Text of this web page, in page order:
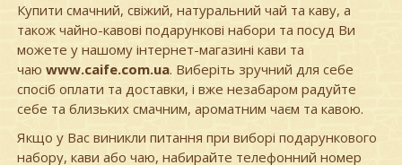
Купити смачний, свіжий, натуральний чай та каву, а
також чайно-кавові подарункові набори та посуд Ви
можете у нашому інтернет-магазині кави та
чаю www.caife.com.ua. Виберіть зручний для себе
спосіб оплати та доставки, і вже незабаром радуйте
себе та близьких смачним, ароматним чаєм та кавою.
Якщо у Вас виникли питання при виборі подарункового
набору, кави або чаю, набирайте телефонний номер